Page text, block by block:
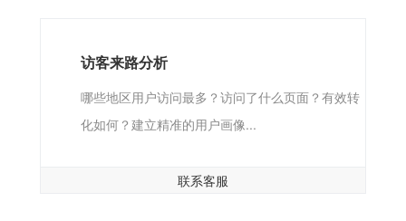
访客来路分析
哪些地区用户访问最多？访问了什么页面？有效转
化如何？建立精准的用户画像...
联系客服